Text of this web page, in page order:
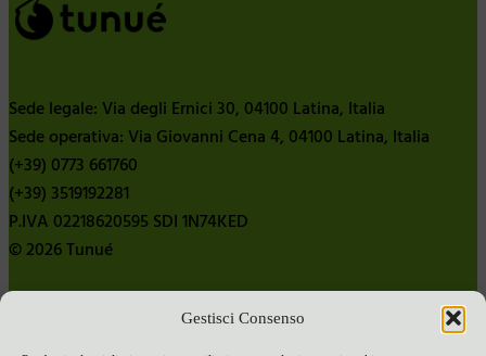
Gestisci Consenso
Sede legale: Via degli Ernici 30, 04100 Latina, Italia
Sede operativa: Via Giovanni Cena 4, 04100 Latina, Italia
(+39) 0773 661760
(+39) 3519192281
P.IVA 02218620595 SDI 1N74KED
© 2026 Tunué